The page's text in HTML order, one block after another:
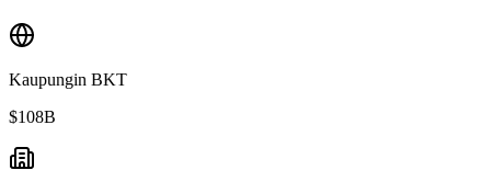
Kaupungin BKT
$108B